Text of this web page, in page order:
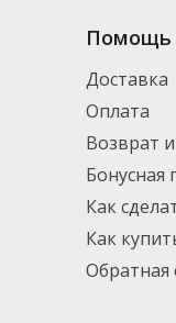
Помощь
Доставка
Оплата
Возврат
Бонусная
Как
Как
Обратная